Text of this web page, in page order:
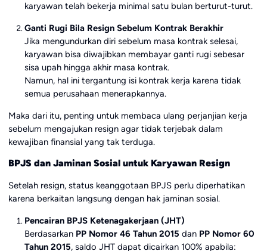
karyawan telah bekerja minimal satu bulan berturut-turut.
Ganti Rugi Bila Resign Sebelum Kontrak Berakhir
Jika mengundurkan diri sebelum masa kontrak selesai,
karyawan bisa diwajibkan membayar ganti rugi sebesar
sisa upah hingga akhir masa kontrak.
Namun, hal ini tergantung isi kontrak kerja karena tidak
semua perusahaan menerapkannya.
Maka dari itu, penting untuk membaca ulang perjanjian kerja
sebelum mengajukan resign agar tidak terjebak dalam
kewajiban finansial yang tak terduga.
BPJS dan Jaminan Sosial untuk Karyawan Resign
Setelah resign, status keanggotaan BPJS perlu diperhatikan
karena berkaitan langsung dengan hak jaminan sosial.
Pencairan BPJS Ketenagakerjaan (JHT)
Berdasarkan PP Nomor 46 Tahun 2015 dan PP Nomor 60
Tahun 2015, saldo JHT dapat dicairkan 100% apabila: